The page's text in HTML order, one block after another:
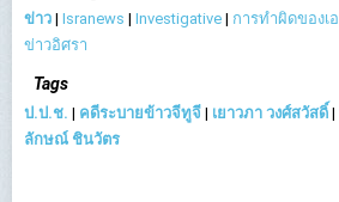
ข่าว | Isranews | Investigative | การทำผิดของเ
ข่าวอิศรา
Tags
ป.ป.ช. | คดีระบายข้าวจีทูจี | เยาวภา วงศ์สวัสดิ์ |
ลักษณ์ ชินวัตร